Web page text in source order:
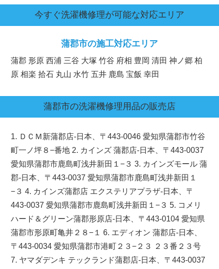
今すぐ洗濯機修理が可能な対応エリア
蒲郡市の施工対応エリア
蒲郡 形原 西浦 三谷 大塚 竹谷 府相 豊岡 清田 神ノ郷 柏
原 相楽 拾石 丸山 水竹 五井 鹿島 宝飯 幸田
蒲郡市の洗濯機修理用品の販売店
1. ＤＣＭ新蒲郡店-日本、〒443-0046 愛知県蒲郡市竹谷
町一ノ坪８−番地 2. カインズ 蒲郡店-日本、〒443-0037
愛知県蒲郡市鹿島町浅井新田１−３ 3. カインズモール 蒲
郡-日本、〒443-0037 愛知県蒲郡市鹿島町浅井新田１
−３ 4. カインズ蒲郡店 エクステリアプラザ-日本、〒
443-0037 愛知県蒲郡市鹿島町浅井新田１−３ 5. コメリ
ハード＆グリーン蒲郡形原店-日本、〒443-0104 愛知県
蒲郡市形原町亀井２８−１ 6. エディオン 蒲郡店-日本、
〒443-0034 愛知県蒲郡市港町２３−２３ ２３番２３号
7. ヤマダデンキ テックランド蒲郡店-日本、〒443-0037